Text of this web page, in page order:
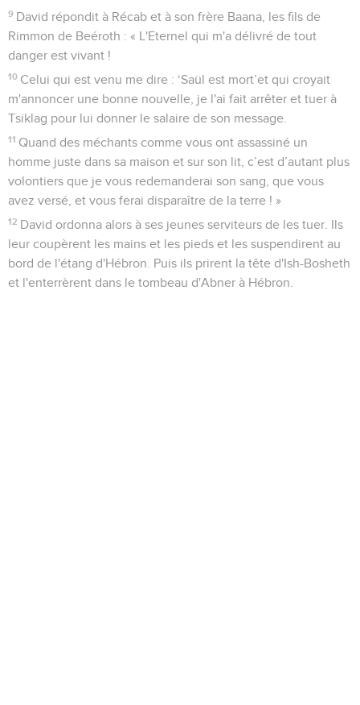
9 David répondit à Récab et à son frère Baana, les fils de
Rimmon de Beéroth : « L'Eternel qui m'a délivré de tout
danger est vivant !
10 Celui qui est venu me dire : ‘Saül est mort’et qui croyait
m'annoncer une bonne nouvelle, je l'ai fait arrêter et tuer à
Tsiklag pour lui donner le salaire de son message.
11 Quand des méchants comme vous ont assassiné un
homme juste dans sa maison et sur son lit, c’est d’autant plus
volontiers que je vous redemanderai son sang, que vous
avez versé, et vous ferai disparaître de la terre ! »
12 David ordonna alors à ses jeunes serviteurs de les tuer. Ils
leur coupèrent les mains et les pieds et les suspendirent au
bord de l'étang d'Hébron. Puis ils prirent la tête d'Ish-Bosheth
et l'enterrèrent dans le tombeau d'Abner à Hébron.